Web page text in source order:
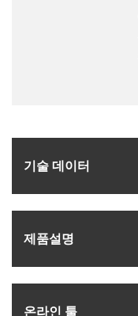
기술 데이터
제품­설명
온라인 툴